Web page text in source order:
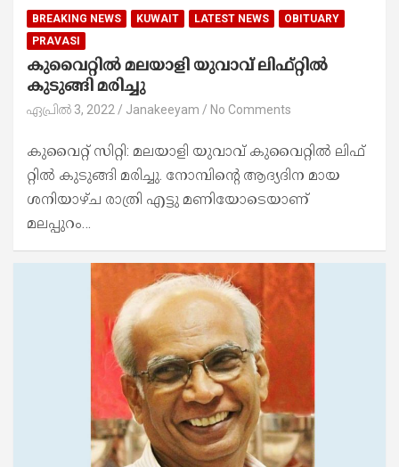
BREAKING NEWS KUWAIT LATEST NEWS
OBITUARY
PRAVASI
കുവൈറ്റിൽ മലയാളി യുവാവ്​ ലിഫ്​റ്റിൽ
കുടുങ്ങി മരിച്ചു
ഏപ്രിൽ 3, 2022 Janakeeyam No Comments
കുവൈറ്റ് സിറ്റി: മലയാളി യുവാവ്​ കുവൈറ്റിൽ ലിഫ്​
റ്റിൽ കുടുങ്ങി മരിച്ചു. നോമ്പിന്റെ ആദ്യദിന മായ
ശനിയാഴ്ച രാത്രി എട്ടു മണിയോടെയാണ്
മലപ്പുറം…